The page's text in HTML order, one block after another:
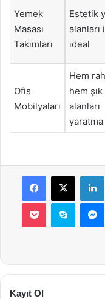
Yemek
Masası
Takımları
Estetik
alanları
ideal
Ofis
Mobilyaları
Hem
hem
alanları
yaratma
Facebook
X
Pocket Skype
Kayıt Ol